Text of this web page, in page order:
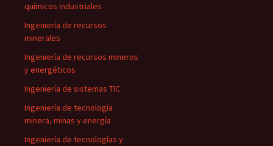
químicos industriales
Ingeniería de recursos
minerales
Ingeniería de recursos mineros
y energéticos
Ingeniería de sistemas TIC
Ingeniería de tecnología
minera, minas y energía
Ingeniería de tecnologías y